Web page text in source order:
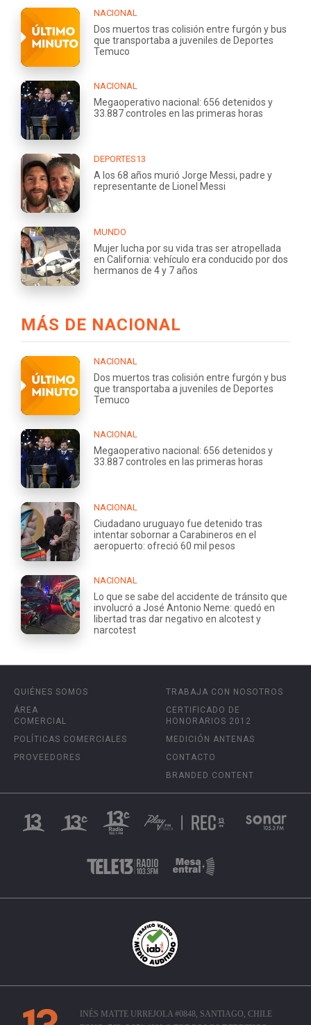
NACIONAL
Dos muertos tras colisión entre furgón y bus
que transportaba a juveniles de Deportes
Temuco
NACIONAL
Megaoperativo nacional: 656 detenidos y
33.887 controles en las primeras horas
DEPORTES13
A los 68 años murió Jorge Messi, padre y
representante de Lionel Messi
MUNDO
Mujer lucha por su vida tras ser atropellada
en California: vehículo era conducido por dos
hermanos de 4 y 7 años
MÁS DE NACIONAL
NACIONAL
Dos muertos tras colisión entre furgón y bus
que transportaba a juveniles de Deportes
Temuco
NACIONAL
Megaoperativo nacional: 656 detenidos y
33.887 controles en las primeras horas
NACIONAL
Ciudadano uruguayo fue detenido tras
intentar sobornar a Carabineros en el
aeropuerto: ofreció 60 mil pesos
NACIONAL
Lo que se sabe del accidente de tránsito que
involucró a José Antonio Neme: quedó en
libertad tras dar negativo en alcotest y
narcotest
QUIÉNES SOMOS
ÁREA
COMERCIAL
POLÍTICAS COMERCIALES
PROVEEDORES
TRABAJA CON NOSOTROS
CERTIFICADO DE
HONORARIOS 2012
MEDICIÓN ANTENAS
CONTACTO
BRANDED CONTENT
INÉS MATTE URREJOLA #0848, SANTIAGO, CHILE